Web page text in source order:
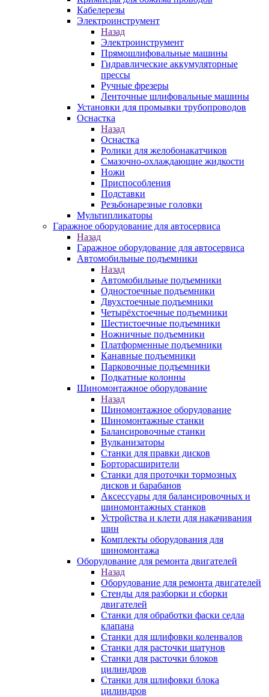
Кабелерезы
Электроинструмент
Назад
Электроинструмент
Прямошлифовальные машины
Гидравлические аккумуляторные
прессы
Ручные фрезеры
Ленточные шлифовальные машины
Установки для промывки трубопроводов
Оснастка
Назад
Оснастка
Ролики для желобонакатчиков
Смазочно-охлаждающие жидкости
Ножи
Приспособления
Подставки
Резьбонарезные головки
Мультипликаторы
Гаражное оборудование для автосервиса
Назад
Гаражное оборудование для автосервиса
Автомобильные подъемники
Назад
Автомобильные подъемники
Одностоечные подъемники
Двухстоечные подъемники
Четырёхстоечные подъемники
Шестистоечные подъемники
Ножничные подъемники
Платформенные подъемники
Канавные подъемники
Парковочные подъемники
Подкатные колонны
Шиномонтажное оборудование
Назад
Шиномонтажное оборудование
Шиномонтажные станки
Балансировочные станки
Вулканизаторы
Станки для правки дисков
Борторасширители
Станки для проточки тормозных
дисков и барабанов
Аксессуары для балансировочных и
шиномонтажных станков
Устройства и клети для накачивания
шин
Комплекты оборудования для
шиномонтажа
Оборудование для ремонта двигателей
Назад
Оборудование для ремонта двигателей
Стенды для разборки и сборки
двигателей
Станки для обработки фаски седла
клапана
Станки для шлифовки коленвалов
Станки для расточки шатунов
Станки для расточки блоков
цилиндров
Станки для шлифовки блока
цилиндров